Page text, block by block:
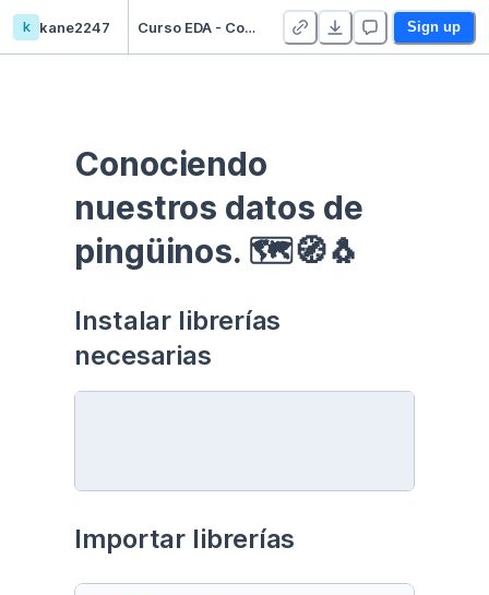
k kane2247 Curso EDA - Communication - Duplicate Sign up
Conociendo
nuestros datos de
pingüinos. 🗺🧭🐧
Instalar librerías
necesarias
Importar librerías